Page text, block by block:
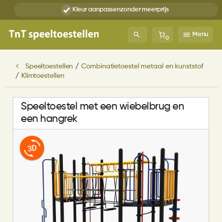
Kleur aanpassenzonder meerprijs
0
Menu
Speeltoestellen / Combinatietoestel metaal en kunststof
/ Klimtoestellen
Speeltoestel met een wiebelbrug en
een hangrek